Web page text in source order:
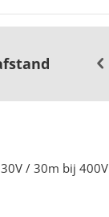
/ 30m bij 400V